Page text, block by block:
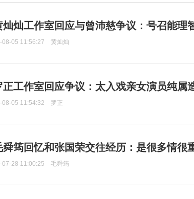
灿灿工作室回应与曾沛慈争议：号召能理
08-05 11:56:27 黄灿灿
正工作室回应争议：太入戏亲女演员纯属
08-05 11:54:32 罗正
舜筠回忆和张国荣交往经历：是很多情很
07-28 11:00:25 毛舜筠